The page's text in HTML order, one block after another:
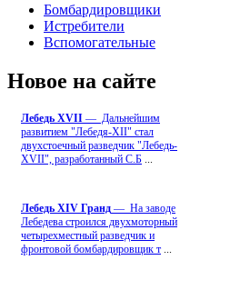
Бомбардировщики
Истребители
Вспомогательные
Новое на сайте
Лебедь ХVII — Дальнейшим
развитием "Лебедя-ХII" стал
двухстоечный разведчик "Лебедь-
XVII", разработанный С.Б
Лебедь ХIV Гранд — На заводе
Лебедева строился двухмоторный
четырехместный разведчик и
фронтовой бомбардировщик т